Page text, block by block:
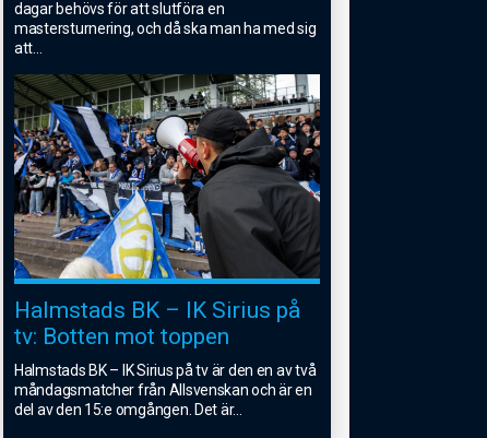
dagar behövs för att slutföra en
mastersturnering, och då ska man ha med sig
att...
Halmstads BK – IK Sirius på
tv: Botten mot toppen
Halmstads BK – IK Sirius på tv är den en av två
måndagsmatcher från Allsvenskan och är en
del av den 15:e omgången. Det är...